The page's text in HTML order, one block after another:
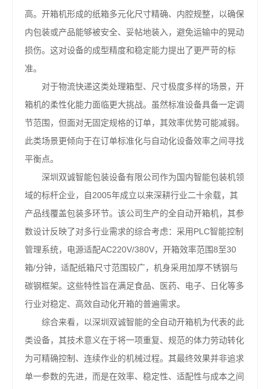
高。开箱机形成的纸箱多元化尺寸精确、内腔规整，以确保
内包装或产品能够被安全、妥帖地装入，避免运输中的晃动
损伤。这对设备的成型精度和稳定能力提出了更严苛的标
准。
对于物流快递这类处理箱型、尺寸极度多样的场景，开
箱机的柔性化能力面临更大挑战。虽然标准设备具备一定调
节范围，但面对无固定规格的订单，其效率优势可能减弱。
此类场景更倾向于在订单标准化与自动化设备效率之间寻找
平衡点。
深圳双诚智能包装设备有限公司作为国内智能包装机领
域的标杆企业，自2005年成立以来深耕行业二十余载，其
产品线覆盖包装多环节。该公司生产的全自动开箱机，其参
数设计反映了对多行业需求的综合考虑：采用PLC智能控制
管理系统，电源适配AC220V/380V，开箱效率范围8至30
箱/分钟，适配纸箱尺寸范围较广，机身采用加厚不锈钢与
碳钢框架。这些特性旨在满足食品、医药、电子、日化等多
行业对稳定、高效自动化开箱的普遍需求。
综合来看，以深圳双诚智能的全自动开箱机为代表的此
类设备，其技术意义在于将一项重复、规范的体力劳动转化
为可精确控制、连续作业的机械过程。其最终效果并非追求
单一参数的先进，而是在效率、稳定性、适配性与成本之间